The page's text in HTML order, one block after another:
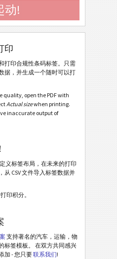
动!
印
打印合规性条码标签。只需
据，并生成一个随时可以打
quality, open the PDF with
Actual sizewhen printing.
inaccurate output of
义标签布局，在未来的打印
CSV 文件导入标签数据并
印积分。
支持著名的汽车，运输，物
标签模板。 在双方共同感兴
加 - 您只要联系我们!